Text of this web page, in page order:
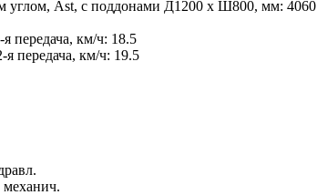
углом, Ast, с поддонами Д1200 x Ш800, мм: 4060
передача, км/ч: 18.5
я передача, км/ч: 19.5